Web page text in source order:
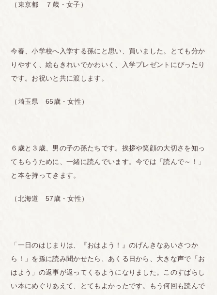
（東京都 ７歳・女子）
今春、小学校へ入学する孫にと思い、買いました。とても分か
りやすく、絵もきれいでかわいく、入学プレゼントにぴったり
です。お祝いと共に渡します。
（埼玉県 65歳・女性）
６歳と３歳、男の子の孫たちです。挨拶や笑顔の大切さを知っ
てもらうために、一緒に読んでいます。今では「読んで～！」
と本を持ってきます。
（北海道 57歳・女性）
「一日のはじまりは、『おはよう！』のげんきなあいさつか
ら！」を孫に読み聞かせたら、あくる日から、大きな声で「お
はよう」の返事が返ってくるようになりました。このすばらし
い本にめぐりあえて、とてもよかったです。もう何回も読んで